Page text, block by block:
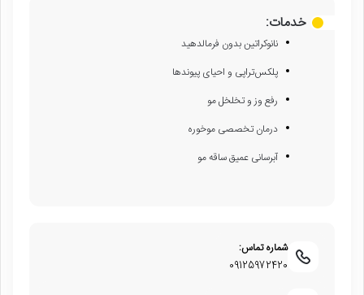
خدمات:
نانو‌کراتین بدون فرمالدهید
پلکس‌تراپی و احیای پیوندها
رفع وز و تخلخل مو
درمان تخصصی موخوره
آبرسانی عمیق ساقه مو
شماره تماس:
09125972420